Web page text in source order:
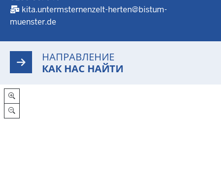
kita.untermsternenzelt-herten@bistum-
muenster.de
НАПРАВЛЕНИЕ
КАК НАС НАЙТИ